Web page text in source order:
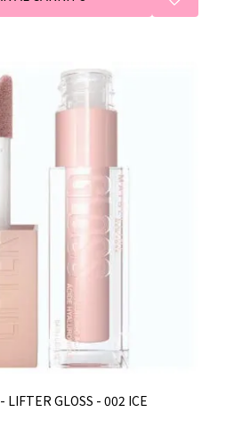
LIFTER GLOSS - 002 ICE